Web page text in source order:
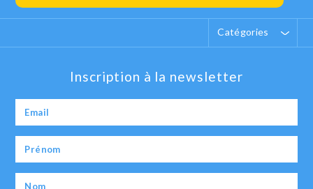
Catégories
Inscription à la newsletter